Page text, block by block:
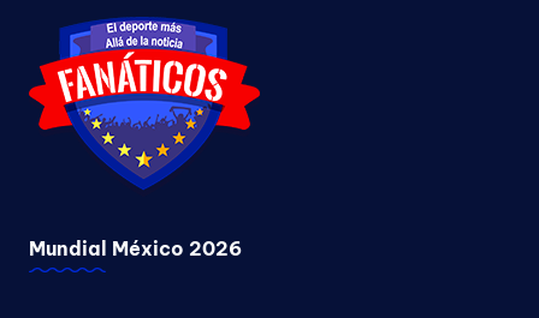
Mundial México 2026